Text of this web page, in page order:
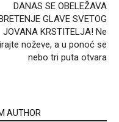
DANAS SE OBELEŽAVA
GLAVE SVETOG
JOVANA KRSTITELJA! Ne
noževe, a u ponoć se
nebo tri puta otvara
AUTHOR